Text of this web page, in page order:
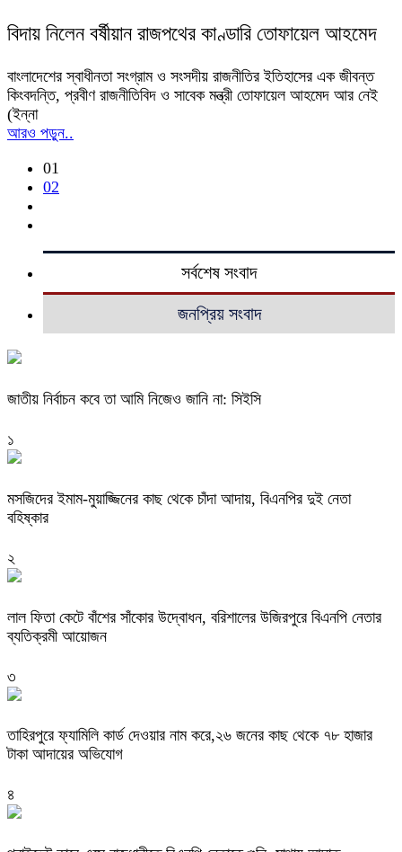
বিদায় নিলেন বর্ষীয়ান রাজপথের কাণ্ডারি তোফায়েল আহমেদ
‎বাংলাদেশের স্বাধীনতা সংগ্রাম ও সংসদীয় রাজনীতির ইতিহাসের এক জীবন্ত
কিংবদন্তি, প্রবীণ রাজনীতিবিদ ও সাবেক মন্ত্রী তোফায়েল আহমেদ আর নেই
(ইন্না
আরও পড়ুন..
01
02
সর্বশেষ সংবাদ
জনপ্রিয় সংবাদ
জাতীয় নির্বাচন কবে তা আমি নিজেও জানি না: সিইসি
১
মসজিদের ইমাম-মুয়াজ্জিনের কাছ থেকে চাঁদা আদায়, বিএনপির দুই নেতা
বহিষ্কার
২
‎লাল ফিতা কেটে বাঁশের সাঁকোর উদ্বোধন, বরিশালের উজিরপুরে বিএনপি নেতার
ব্যতিক্রমী আয়োজন
৩
তাহিরপুরে ফ্যামিলি কার্ড দেওয়ার নাম করে,২৬ জনের কাছ থেকে ৭৮ হাজার
টাকা আদায়ের অভিযোগ
৪